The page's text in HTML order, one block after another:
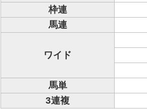
枠連
馬連
ワイド
馬単
3連複